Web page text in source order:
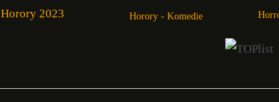
Horory 2023
Horory - Komedie